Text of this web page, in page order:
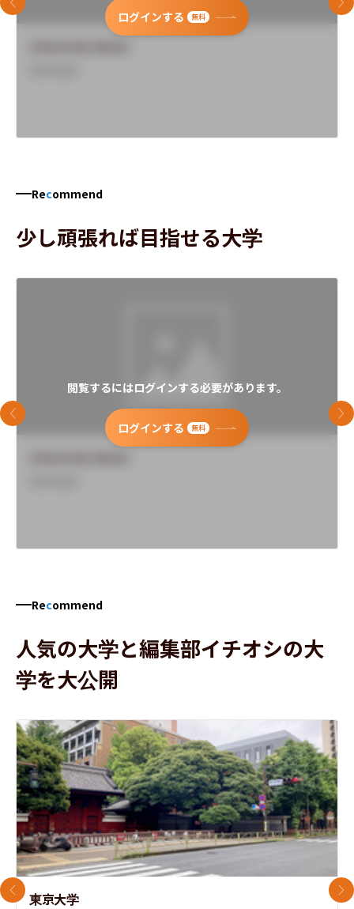
ログインする 無料
前のスライド 次
Recommend
少し頑張れば目指せる大学
閲覧するにはログインする必要があります。
ログインする 無料
前のスライド 次
Recommend
人気の大学と編集部イチオシの大
学を大公開
東京大学
前のスライド 次